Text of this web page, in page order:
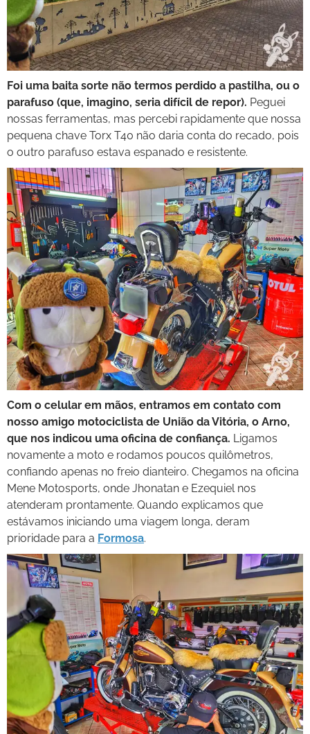
Foi uma baita sorte não termos perdido a pastilha, ou o
parafuso (que, imagino, seria difícil de repor). Peguei
nossas ferramentas, mas percebi rapidamente que nossa
pequena chave Torx T40 não daria conta do recado, pois
o outro parafuso estava espanado e resistente.
Com o celular em mãos, entramos em contato com
nosso amigo motociclista de União da Vitória, o Arno,
que nos indicou uma oficina de confiança. Ligamos
novamente a moto e rodamos poucos quilômetros,
confiando apenas no freio dianteiro. Chegamos na oficina
Mene Motosports, onde Jhonatan e Ezequiel nos
atenderam prontamente. Quando explicamos que
estávamos iniciando uma viagem longa, deram
prioridade para a Formosa.